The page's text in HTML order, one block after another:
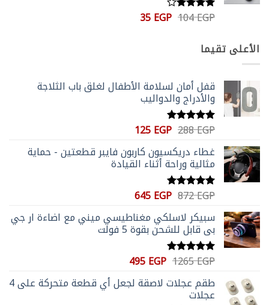
تم
5
104EGP السعر35EGP السعر
الأعلى تقيما
قفل أمان لسلامة الأطفال لغلق باب الثلاجة
والأدراج والدواليب
تم التقييم
288EGP السعر
هو:
288 EGP.
125EGP السعر
هو:
125 EGP.
غطاء دريكسيون كاربون فايبر قطعتين - حماية
مثالية وراحة أثناء القيادة
تم التقييم
872EGP السعر
هو:
872 EGP.
645EGP السعر
هو:
645 EGP.
سبيكر لاسلكي مغناطيسي ميني مع اضاءة ار جي
بي قابل للشحن بقوة 5 فولت
تم التقييم
1265EGP السعر
هو:
495EGP السعر
الحالي
هو: طقم عجلات لاصقة لجعل أي قطعة متحركة على 4
عجلات